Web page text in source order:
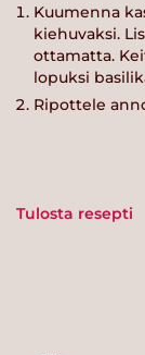
Kuumenna
kiehuvaksi.
ottamatta.
lopuksi
Ripottele
Tulosta resepti